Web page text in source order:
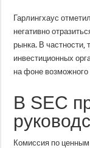
Гарлингхаус
негативно
рынка. В частности,
инвестиционных
на фоне
В SEC
Комиссия по